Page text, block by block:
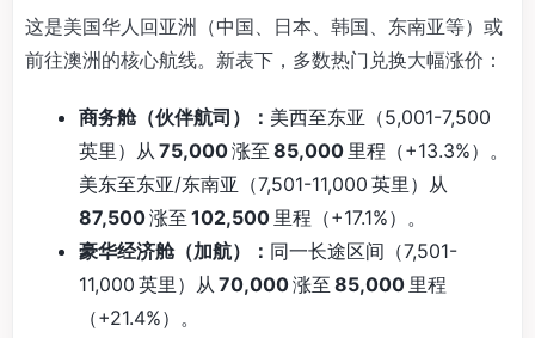
这是美国华人回亚洲（中国、日本、韩国、东南亚等）或
前往澳洲的核心航线。新表下，多数热门兑换大幅涨价：
商务舱（伙伴航司）： 美西至东亚（5,001-7,500
英里）从 75,000涨至 85,000 里程（+13.3%）。
美东至东亚/东南亚（7,501-11,000 英里）从
87,500涨至 102,500 里程（+17.1%）。
豪华经济舱（加航）： 同一长途区间（7,501-
11,000 英里）从 70,000涨至 85,000 里程
（+21.4%）。